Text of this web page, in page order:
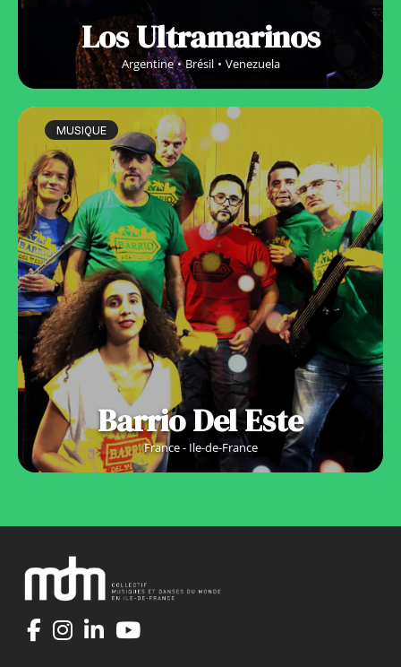
Los Ultramarinos
Argentine Brésil Venezuela
MUSIQUE
Barrio Del Este
France - Ile-de-France